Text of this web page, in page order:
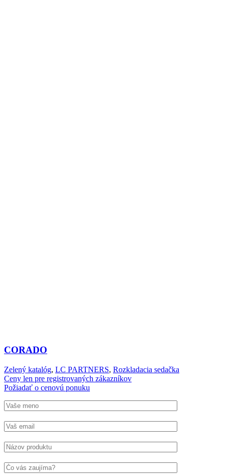
CORADO
Zelený katalóg, LC PARTNERS, Rozkladacia sedačka
Ceny len pre registrovaných zákazníkov
Požiadať o cenovú ponuku